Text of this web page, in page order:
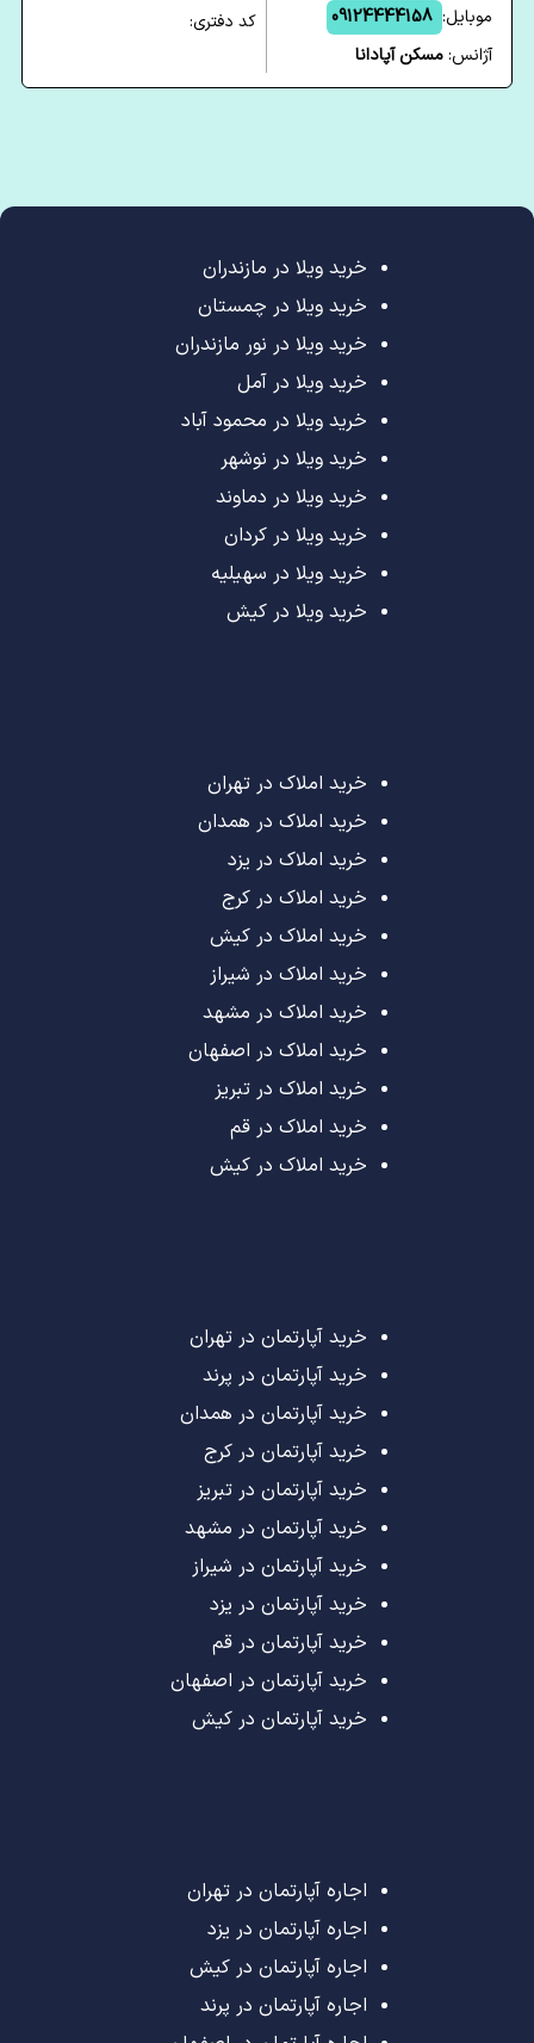
موبایل: 09124444158
آژانس:مسکن آپادانا
کد دفتری:
خرید ویلا در مازندران
خرید ویلا در چمستان
خرید ویلا در نور مازندران
خرید ویلا در آمل
خرید ویلا در محمود آباد
خرید ویلا در نوشهر
خرید ویلا در دماوند
خرید ویلا در کردان
خرید ویلا در سهیلیه
خرید ویلا در کیش
خرید املاک در تهران
خرید املاک در همدان
خرید املاک در یزد
خرید املاک در کرج
خرید املاک در کیش
خرید املاک در شیراز
خرید املاک در مشهد
خرید املاک در اصفهان
خرید املاک در تبریز
خرید املاک در قم
خرید املاک در کیش
خرید آپارتمان در تهران
خرید آپارتمان در پرند
خرید آپارتمان در همدان
خرید آپارتمان در کرج
خرید آپارتمان در تبریز
خرید آپارتمان در مشهد
خرید آپارتمان در شیراز
خرید آپارتمان در یزد
خرید آپارتمان در قم
خرید آپارتمان در اصفهان
خرید آپارتمان در کیش
اجاره آپارتمان در تهران
اجاره آپارتمان در یزد
اجاره آپارتمان در کیش
اجاره آپارتمان در پرند